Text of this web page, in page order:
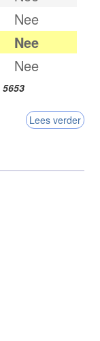
Nee
Nee
Nee
5653
Lees verder